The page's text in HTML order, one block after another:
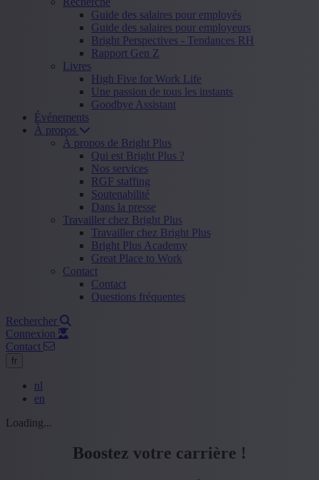
Guide des salaires pour employés
Guide des salaires pour employeurs
Bright Perspectives - Tendances RH
Rapport Gen Z
Livres
High Five for Work Life
Une passion de tous les instants
Goodbye Assistant
Événements
À propos
À propos de Bright Plus
Qui est Bright Plus ?
Nos services
RGF staffing
Soutenabilité
Dans la presse
Travailler chez Bright Plus
Travailler chez Bright Plus
Bright Plus Academy
Great Place to Work
Contact
Contact
Questions fréquentes
Rechercher
Connexion
Contact
fr
nl
en
Loading...
Boostez votre carrière !